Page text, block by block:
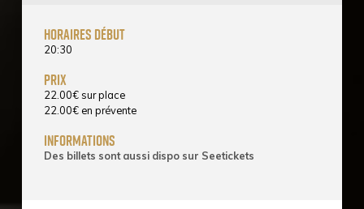
horaires début
20:30
prix
22.00€ sur place
22.00€ en prévente
informations
Des billets sont aussi dispo sur Seetickets